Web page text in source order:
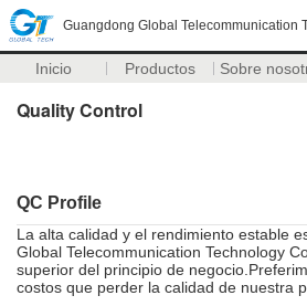
Guangdong Global Telecommunication
Inicio Productos Sobre
Quality Control
QC Profile
La alta calidad y el rendimiento estable
Global Telecommunication Technology
superior del principio de
costos que perder la calidad de nuestra